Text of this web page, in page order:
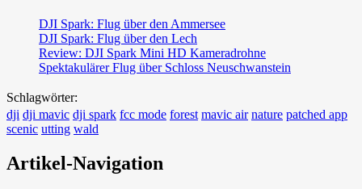
DJI Spark: Flug über den Ammersee
DJI Spark: Flug über den Lech
Review: DJI Spark Mini HD Kameradrohne
Spektakulärer Flug über Schloss Neuschwanstein
Schlagwörter:
dji dji mavic dji spark fcc mode forest mavic air nature patched app
scenic utting wald
Artikel-Navigation